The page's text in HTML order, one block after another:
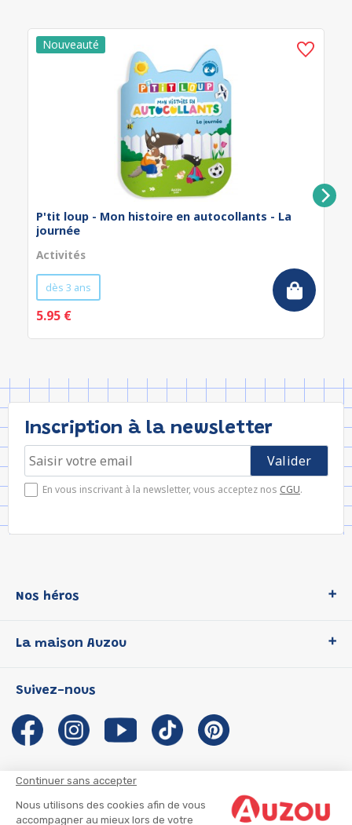
Continuer sans accepter
Nous utilisons des cookies afin de vous
accompagner au mieux lors de votre
P'tit loup - Mon histoire en autocollants - La
journée
Activités
dès 3 ans
5.95 €
Inscription à la newsletter
En vous inscrivant à la newsletter, vous acceptez nos CGU.
Nos héros
P'tit Loup
Les Influenceuses
Migali
Petite Taupe
La maison Auzou
Notre histoire
Auzou s'engage
Auteurs et illustrateurs Auzou
Suivre mon colis
Suivez-nous
CGU